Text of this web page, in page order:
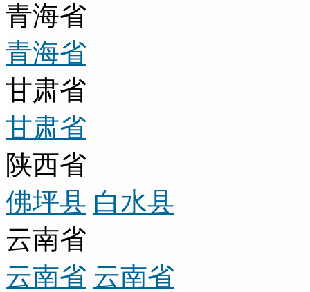
青海省
青海省
甘肃省
甘肃省
陕西省
佛坪县 白水县
云南省
云南省 云南省